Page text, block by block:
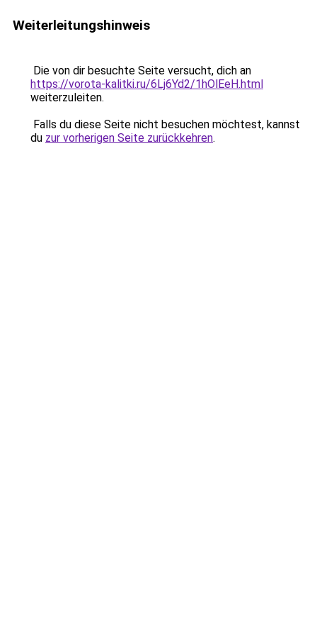
Weiterleitungshinweis
Die von dir besuchte Seite versucht, dich an
https://vorota-kalitki.ru/6Lj6Yd2/1hOlEeH.html
weiterzuleiten.
Falls du diese Seite nicht besuchen möchtest, kannst
du zur vorherigen Seite zurückkehren.